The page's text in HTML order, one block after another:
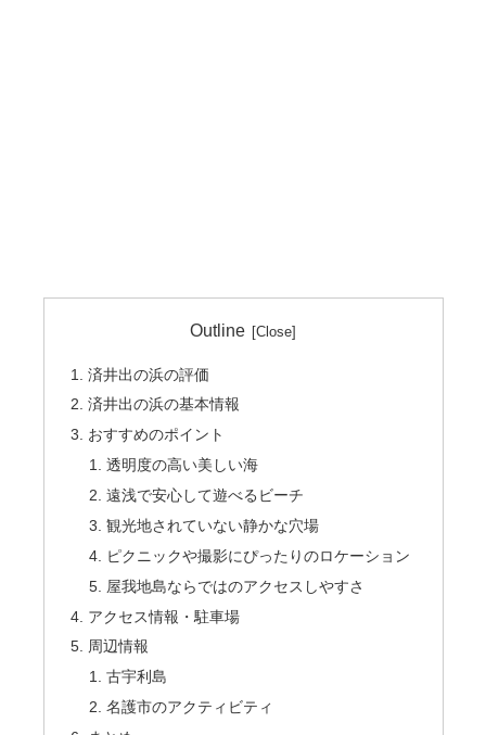
Outline
済井出の浜の評価
済井出の浜の基本情報
おすすめのポイント
透明度の高い美しい海
遠浅で安心して遊べるビーチ
観光地されていない静かな穴場
ピクニックや撮影にぴったりのロケーション
屋我地島ならではのアクセスしやすさ
アクセス情報・駐車場
周辺情報
古宇利島
名護市のアクティビティ